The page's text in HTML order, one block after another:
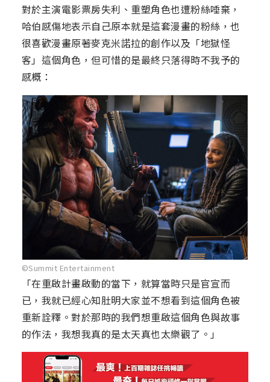
對於主演電影票房失利、重塑角色也遭粉絲唾棄，
哈伯感傷地表示自己原本就是這套漫畫的粉絲，也
很喜歡漫畫原著麥克米諾拉的創作以及「地獄怪
客」這個角色，但可惜的是最終只落得時不我予的
感概：
©Summit Entertainment
「在重啟計畫啟動的當下，就算當時只是官宣而
已，我就已經心知肚明大家並不想看到這個角色被
重新詮釋。對於那時的我們想重啟這個角色與故事
的作法，我想我真的是太天真也太樂觀了。」